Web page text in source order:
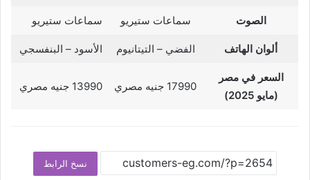
الصوت سماعات ستيريو سماعات ستيريو
ألوان الهاتف الفضي – التيتانيوم الأسود – البنفسجي
السعر في مصر
(مايو 2025)
17990 جنيه مصري 13990 جنيه مصري
نسخ الرابط